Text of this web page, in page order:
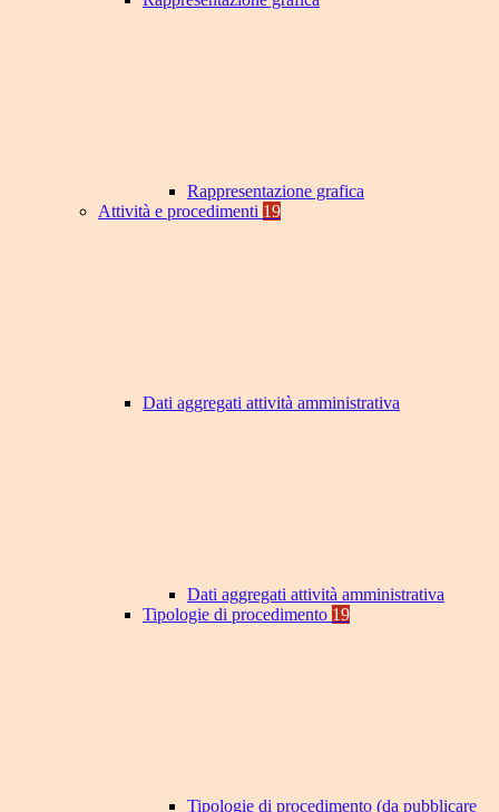
Rappresentazione grafica
Attività e procedimenti 19
Dati aggregati attività amministrativa
Dati aggregati attività amministrativa
Tipologie di procedimento 19
Tipologie di procedimento (da pubblicare